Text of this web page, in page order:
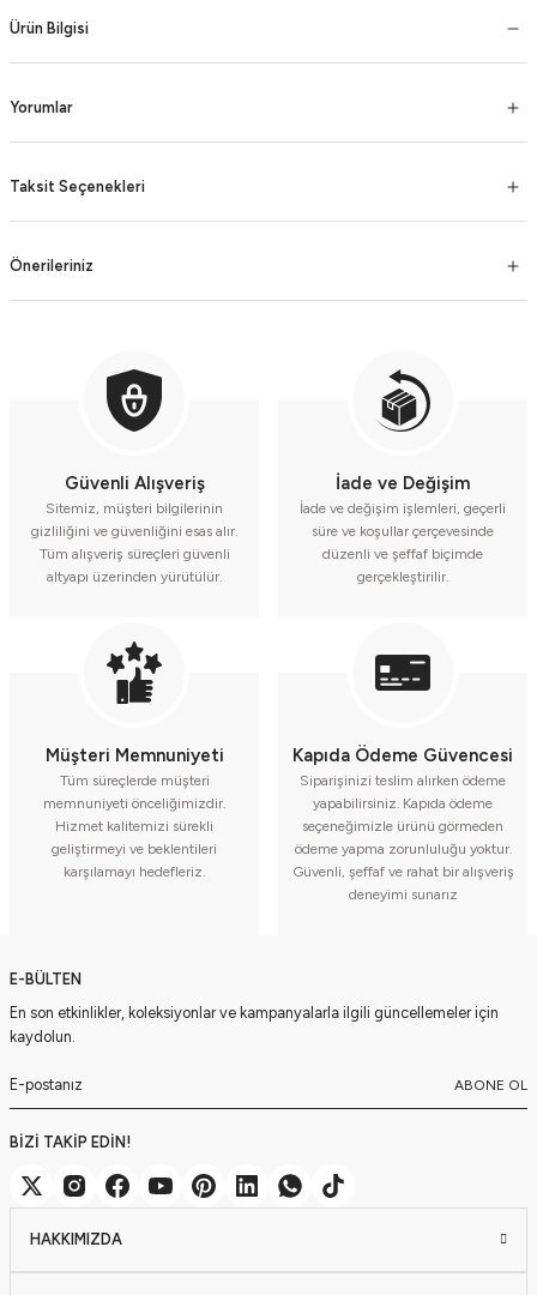
Ürün Bilgisi
Yorumlar
Taksit Seçenekleri
Önerileriniz
Güvenli Alışveriş
Sitemiz, müşteri bilgilerinin
gizliliğini ve güvenliğini esas alır.
Tüm alışveriş süreçleri güvenli
altyapı üzerinden yürütülür.
İade ve Değişim
İade ve değişim işlemleri, geçerli
süre ve koşullar çerçevesinde
düzenli ve şeffaf biçimde
gerçekleştirilir.
Müşteri Memnuniyeti
Tüm süreçlerde müşteri
memnuniyeti önceliğimizdir.
Hizmet kalitemizi sürekli
geliştirmeyi ve beklentileri
karşılamayı hedefleriz.
Kapıda Ödeme Güvencesi
Siparişinizi teslim alırken ödeme
yapabilirsiniz. Kapıda ödeme
seçeneğimizle ürünü görmeden
ödeme yapma zorunluluğu yoktur.
Güvenli, şeffaf ve rahat bir alışveriş
deneyimi sunarız
E-BÜLTEN
En son etkinlikler, koleksiyonlar ve kampanyalarla ilgili güncellemeler için
kaydolun.
ABONE OL
BİZİ TAKİP EDİN!
HAKKIMIZDA